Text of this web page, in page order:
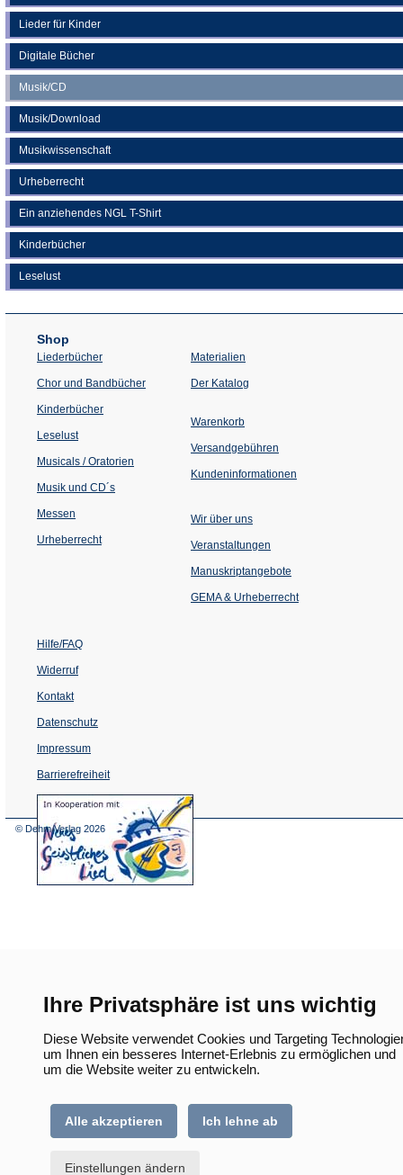
Ihre Privatsphäre ist uns wichtig
Diese Website verwendet Cookies und Targeting
um Ihnen ein besseres Internet-Erlebnis zu ermöglichen und
um die Website weiter zu entwickeln.
Alle akzeptieren Ich lehne ab
Einstellungen ändern
Lieder für Kinder
Digitale Bücher
Musik/CD
Musik/Download
Musikwissenschaft
Urheberrecht
Ein anziehendes NGL T-Shirt
Kinderbücher
Leselust
Shop
Liederbücher
Chor und Bandbücher
Kinderbücher
Leselust
Musicals / Oratorien
Musik und CD´s
Messen
Urheberrecht
Materialien
Der Katalog
Warenkorb
Versandgebühren
Kundeninformationen
Wir über uns
Veranstaltungen
einem
Tab)
Manuskriptangebote
GEMA & Urheberrecht
Hilfe/FAQ
Widerruf
Kontakt
Datenschutz
Impressum
Barrierefreiheit
(Öffnet
in
© Dehm Verlag 2026